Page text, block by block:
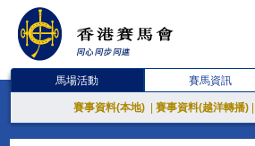
馬場活動 賽馬資訊
賽事資料(本地) 賽事資料(越洋轉播)